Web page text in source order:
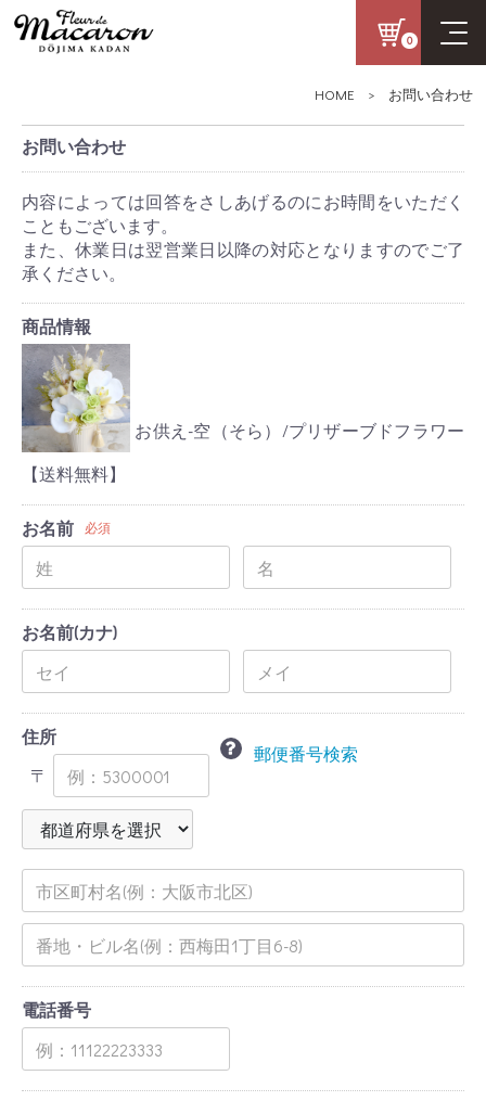
0
HOME> お問い合わせ
お問い合わせ
内容によっては回答をさしあげるのにお時間をいただく
こともございます。
また、休業日は翌営業日以降の対応となりますのでご了
承ください。
商品情報
お供え-空（そら）/プリザーブドフラワー
【送料無料】
お名前 必須
お名前(カナ)
住所
〒
郵便番号検索
電話番号